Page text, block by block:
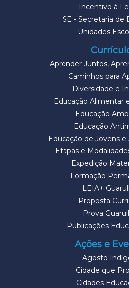
Incentivo à
SE - Secretaria de
Unidades
Aprender Juntos,
Caminhos para
Diversidade e
Educação Alimentar
Educação
Educação
Educação de Jovens e
Etapas e
Expedição
Formação
LEIA+
Proposta
Prova
Publicações
Ações e
Agosto
Cidade que
Cidades